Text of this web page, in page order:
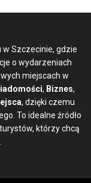
w Szczecinie, gdzie
o wydarzeniach
miejscach w
, Biznes,
, dzięki czemu
To idealne źródło
którzy chcą